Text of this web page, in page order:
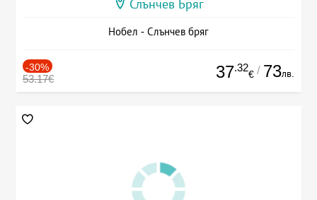
Слънчев Бряг
Нобел - Слънчев бряг
-30%
53.17€ 37.32
€ / 73лв.